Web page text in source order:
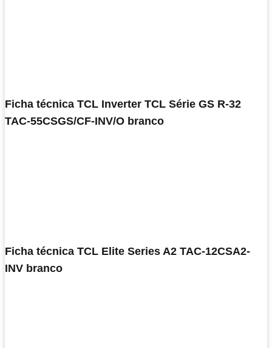
Ficha técnica TCL Inverter TCL Série GS R-32
TAC-55CSGS/CF-INV/O branco
Ficha técnica TCL Elite Series A2 TAC-12CSA2-
INV branco